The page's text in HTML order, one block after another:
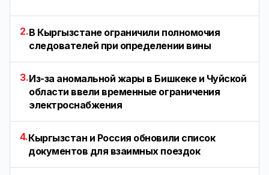
2.В Кыргызстане ограничили полномочия
следователей при определении вины
3.Из-за аномальной жары в Бишкеке и Чуйской
области ввели временные ограничения
электроснабжения
4.Кыргызстан и Россия обновили список
документов для взаимных поездок